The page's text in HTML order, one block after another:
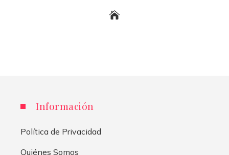
Información
Política de Privacidad
Quiénes Somos